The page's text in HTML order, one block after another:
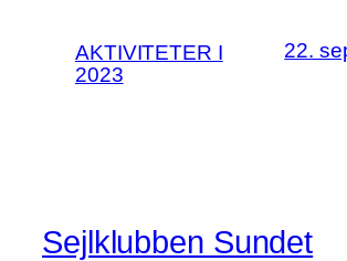
AKTIVITETER I
2023
22.
Sejlklubben Sundet